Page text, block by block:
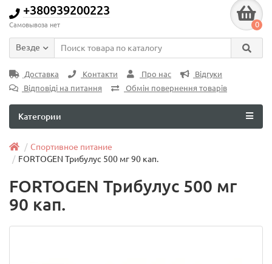
+380939200223
Самовывоза нет 0
Везде
Доставка Контакти Про нас
Відгуки
Відповіді на питання
Обмін повернення товарів
Категории
Спортивное питание
FORTOGEN Трибулус 500 мг 90 кап.
FORTOGEN Трибулус 500 мг
90 кап.